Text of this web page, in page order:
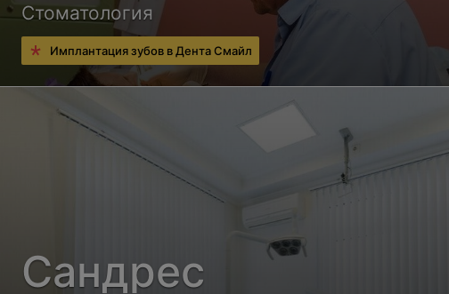
Стоматология
Имплантация зубов в Дента Смайл
Сандрес